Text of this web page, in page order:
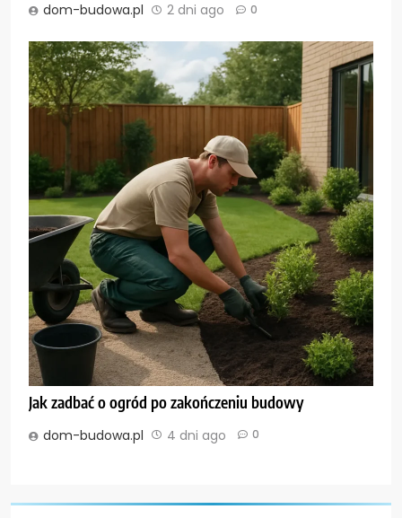
dom-budowa.pl 2 dni ago 0
Jak zadbać o ogród po zakończeniu budowy
dom-budowa.pl 4 dni ago 0